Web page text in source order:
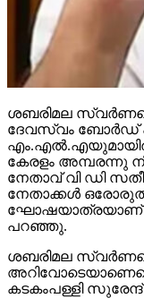
ശബരിമല
ദേവസ്വം ബോര്‍ഡ്
കേരളം അമ്പരന്നു
നേതാവ് വി ഡി
നേതാക്കള്‍
ഘോഷയാത്രയാണ്
പറഞ്ഞു.
ശബരിമല
കടകംപള്ളി